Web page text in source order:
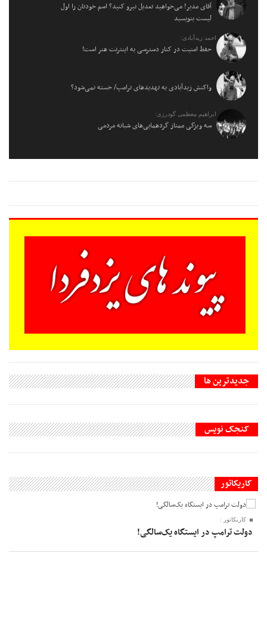
آقای مدیر! می‌خواهید تعدیل نیرو کنید؟ اسم خودتان را اول
لیست بنویسید
احمد زیدآبادی:
حفظ امنیت در کنار دسترسی به اینترنت هنر است!
واکنش زیدآبادی به تهدیدهای ترامپ/ خسته نمی‌شود؟
ابراهیم معظمی گودرزی:
سه ویژگی ممتاز گردهمایی‌های شبانه مردمی
جديدترين ها
کنجک نویس
کاریکاتور
کاریکاتور :
دولت ترامپ در ایستگاه یک‌سالگی!